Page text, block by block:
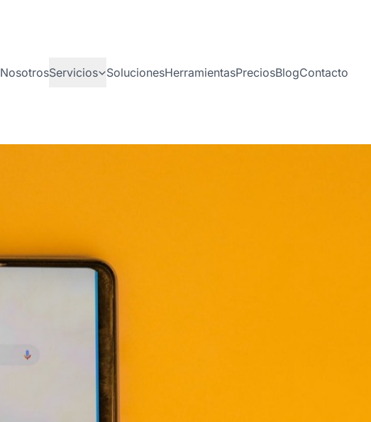
NosotrosServicios SolucionesHerramientasPreciosBlogContacto